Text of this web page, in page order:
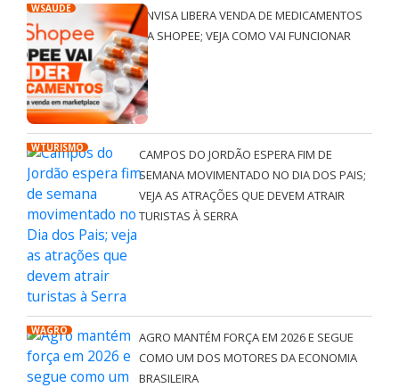
WSAÚDE
ANVISA LIBERA VENDA DE MEDICAMENTOS
NA SHOPEE; VEJA COMO VAI FUNCIONAR
WTURISMO
CAMPOS DO JORDÃO ESPERA FIM DE
SEMANA MOVIMENTADO NO DIA DOS PAIS;
VEJA AS ATRAÇÕES QUE DEVEM ATRAIR
TURISTAS À SERRA
WAGRO
AGRO MANTÉM FORÇA EM 2026 E SEGUE
COMO UM DOS MOTORES DA ECONOMIA
BRASILEIRA